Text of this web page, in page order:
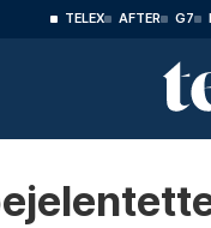
TELEX AFTER G7